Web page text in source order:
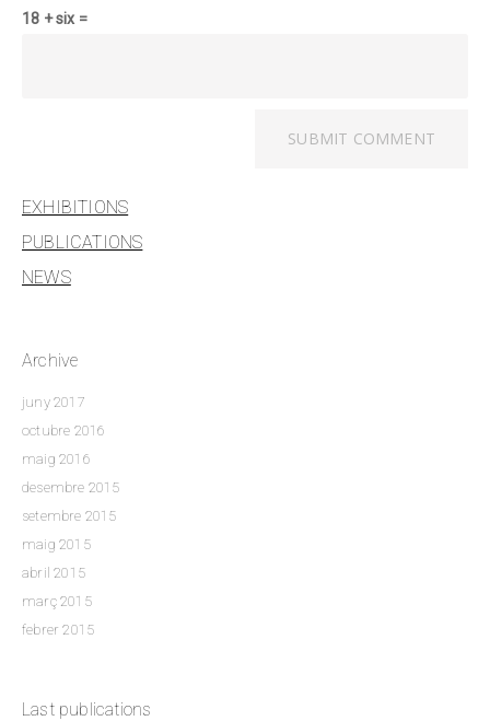
18 + six =
EXHIBITIONS
PUBLICATIONS
NEWS
Archive
juny 2017
octubre 2016
maig 2016
desembre 2015
setembre 2015
maig 2015
abril 2015
març 2015
febrer 2015
Last publications